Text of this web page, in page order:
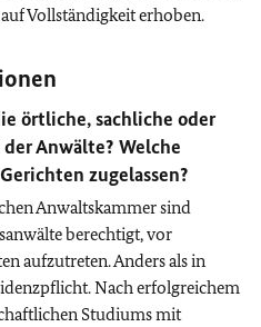
Vollständigkeit erhoben.
örtliche, sachliche oder
Anwälte? Welche
zugelassen?
Anwaltskammer sind
berechtigt, vor
aufzutreten. Anders als in
Nach erfolgreichem
Studiums mit